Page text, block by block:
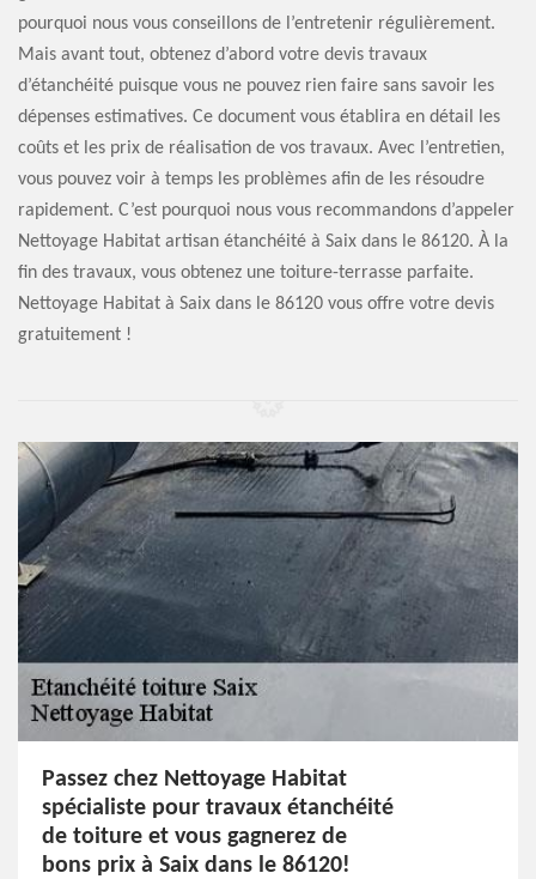
pourquoi nous vous conseillons de l’entretenir régulièrement.
Mais avant tout, obtenez d’abord votre devis travaux
d’étanchéité puisque vous ne pouvez rien faire sans savoir les
dépenses estimatives. Ce document vous établira en détail les
coûts et les prix de réalisation de vos travaux. Avec l’entretien,
vous pouvez voir à temps les problèmes afin de les résoudre
rapidement. C’est pourquoi nous vous recommandons d’appeler
Nettoyage Habitat artisan étanchéité à Saix dans le 86120. À la
fin des travaux, vous obtenez une toiture-terrasse parfaite.
Nettoyage Habitat à Saix dans le 86120 vous offre votre devis
gratuitement !
Passez chez Nettoyage Habitat
spécialiste pour travaux étanchéité
de toiture et vous gagnerez de
bons prix à Saix dans le 86120!